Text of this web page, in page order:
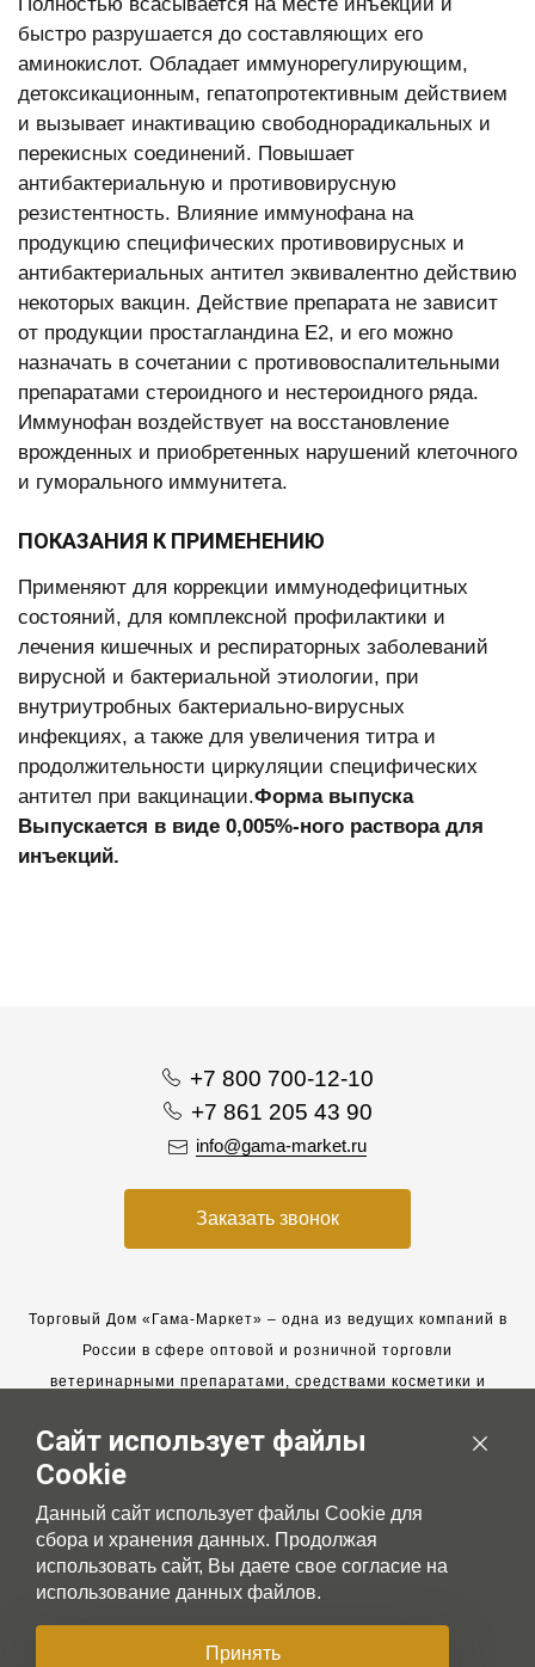
быстро разрушается до составляющих его
аминокислот. Обладает иммунорегулирующим,
детоксикационным, гепатопротективным действием
и вызывает инактивацию свободнорадикальных и
перекисных соединений. Повышает
антибактериальную и противовирусную
резистентность. Влияние иммунофана на
продукцию специфических противовирусных и
антибактериальных антител эквивалентно действию
некоторых вакцин. Действие препарата не зависит
от продукции простагландина Е2, и его можно
назначать в сочетании с противовоспалительными
препаратами стероидного и нестероидного ряда.
Иммунофан воздействует на восстановление
врожденных и приобретенных нарушений клеточного
и гуморального иммунитета.
ПОКАЗАНИЯ К ПРИМЕНЕНИЮ
Применяют для коррекции иммунодефицитных
состояний, для комплексной профилактики и
лечения кишечных и респираторных заболеваний
вирусной и бактериальной этиологии, при
внутриутробных бактериально-вирусных
инфекциях, а также для увеличения титра и
продолжительности циркуляции специфических
антител при вакцинации.Форма выпуска
Выпускается в виде 0,005%-ного раствора для
инъекций.
+7 800 700-12-10
+7 861 205 43 90
info@gama-market.ru
Заказать звонок
Торговый Дом «Гама-Маркет» – одна из ведущих компаний в
России в сфере оптовой и розничной торговли
ветеринарными препаратами, средствами косметики и
Мы работаем с 2005 года. Мы приглашаем к сотрудничеству
новых клиентов и всегда рассчитываем на взаимовыгодные,
долгосрочные партнерские отношения.
Сайт использует файлы
Cookie
Данный сайт использует файлы Cookie для
сбора и хранения данных. Продолжая
использовать сайт, Вы даете свое согласие на
использование данных файлов.
Принять